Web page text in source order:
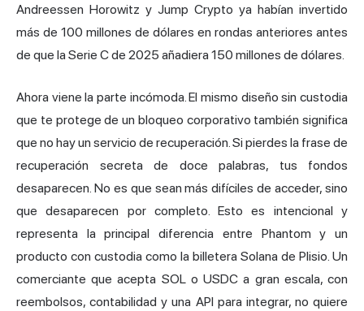
Andreessen Horowitz y Jump Crypto ya habían invertido
más de 100 millones de dólares en rondas anteriores antes
de que la Serie C de 2025 añadiera 150 millones de dólares.
Ahora viene la parte incómoda. El mismo diseño sin custodia
que te protege de un bloqueo corporativo también significa
que no hay un servicio de recuperación. Si pierdes la frase de
recuperación secreta de doce palabras, tus fondos
desaparecen. No es que sean más difíciles de acceder, sino
que desaparecen por completo. Esto es intencional y
representa la principal diferencia entre Phantom y un
producto con custodia como la billetera Solana de Plisio. Un
comerciante que acepta SOL o USDC a gran escala, con
reembolsos, contabilidad y una API para integrar, no quiere